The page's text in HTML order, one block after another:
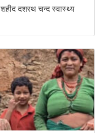
दशरथ चन्द स्वास्थ्य